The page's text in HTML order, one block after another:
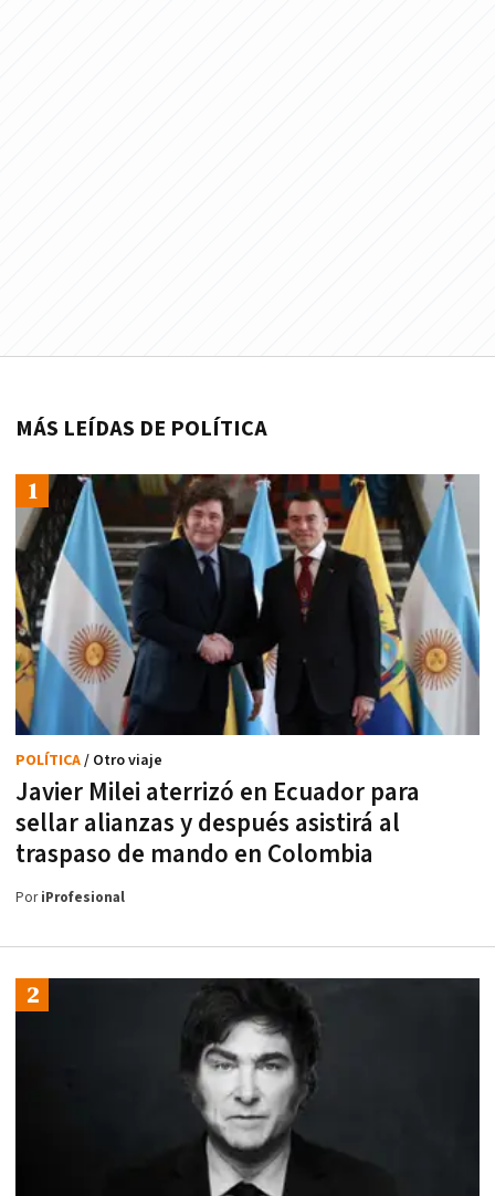
MÁS LEÍDAS DE POLÍTICA
Javier Milei aterrizó en Ecuador para
sellar alianzas y después asistirá al
traspaso de mando en Colombia
POLÍTICA/ Otro viaje
PoriProfesional